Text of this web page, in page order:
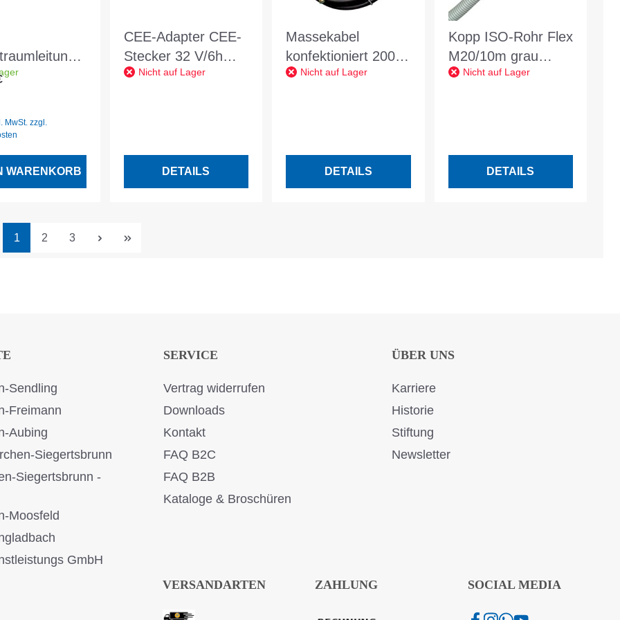
5x1.5 grau
Preis:
MwSt. zzgl.
WARENKORB
CEE-Adapter CEE-
Stecker 32 V/6h
IP44 A/5-polig/400
Nicht auf Lager
DETAILS
Massekabel
konfektioniert 200 A
16 mm Kabel-L.5m
Nicht auf Lager
DETAILS
Kopp ISO-Rohr Flex
M20/10m grau
mittlere Ausführung
Nicht auf Lager
DETAILS
Seite
1 Seite
2 Seite
3
Sendling
Freimann
Aubing
Siegertsbrunn
Siegertsbrunn -
Moosfeld
GmbH
SERVICE
Vertrag widerrufen
Downloads
Kontakt
FAQ B2C
FAQ B2B
Kataloge & Broschüren
ÜBER UNS
Karriere
Historie
Stiftung
Newsletter
VERSANDARTEN ZAHLUNG SOCIAL MEDIA